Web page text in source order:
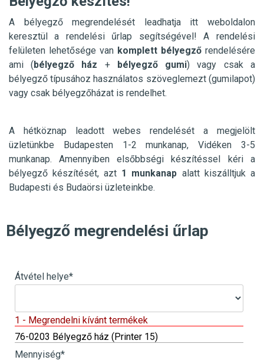
A bélyegző megrendelését leadhatja itt weboldalon
keresztül a rendelési űrlap segítségével! A rendelési
felületen lehetősége van komplett bélyegzőrendelésére
ami (bélyegző ház + bélyegző gumi) vagy csak a
bélyegző típusához használatos szöveglemezt (gumilapot)
vagy csak bélyegzőházat is rendelhet.
A hétköznap leadott webes rendelését a megjelölt
üzletünkbe Budapesten 1-2 munkanap, Vidéken 3-5
munkanap. Amennyiben elsőbbségi készítéssel kéri a
bélyegző készítését, azt 1 munkanap alatt kiszálltjuk a
Budapesti és Budaörsi üzleteinkbe.
Bélyegző megrendelési űrlap
Átvétel helye*
1 - Megrendelni kívánt termékek
76-0203 Bélyegző ház (Printer 15)
Mennyiség*